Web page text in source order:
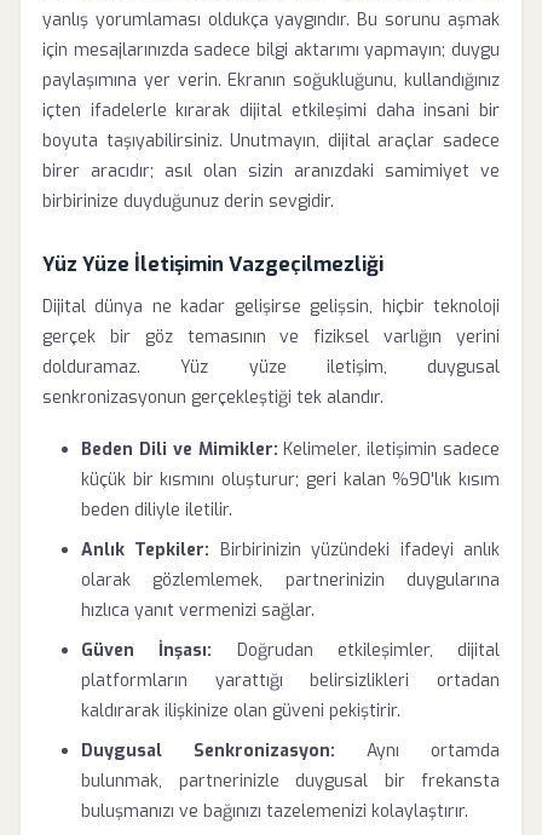
yanlış yorumlaması oldukça yaygındır. Bu sorunu aşmak
için mesajlarınızda sadece bilgi aktarımı yapmayın; duygu
paylaşımına yer verin. Ekranın soğukluğunu, kullandığınız
içten ifadelerle kırarak dijital etkileşimi daha insani bir
boyuta taşıyabilirsiniz. Unutmayın, dijital araçlar sadece
birer aracıdır; asıl olan sizin aranızdaki samimiyet ve
birbirinize duyduğunuz derin sevgidir.
Yüz Yüze İletişimin Vazgeçilmezliği
Dijital dünya ne kadar gelişirse gelişsin, hiçbir teknoloji
gerçek bir göz temasının ve fiziksel varlığın yerini
dolduramaz. Yüz yüze iletişim, duygusal
senkronizasyonun gerçekleştiği tek alandır.
Beden Dili ve Mimikler: Kelimeler, iletişimin sadece
küçük bir kısmını oluşturur; geri kalan %90'lık kısım
beden diliyle iletilir.
Anlık Tepkiler: Birbirinizin yüzündeki ifadeyi anlık
olarak gözlemlemek, partnerinizin duygularına
hızlıca yanıt vermenizi sağlar.
Güven İnşası: Doğrudan etkileşimler, dijital
platformların yarattığı belirsizlikleri ortadan
kaldırarak ilişkinize olan güveni pekiştirir.
Duygusal Senkronizasyon: Aynı ortamda
bulunmak, partnerinizle duygusal bir frekansta
buluşmanızı ve bağınızı tazelemenizi kolaylaştırır.